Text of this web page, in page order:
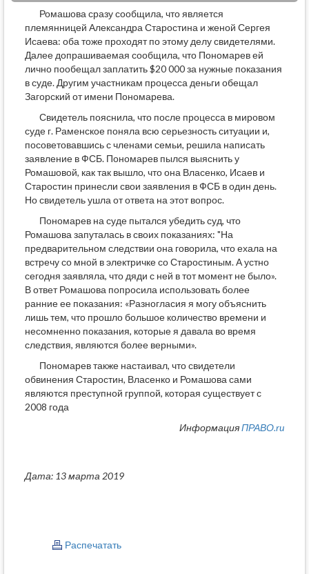
Ромашова сразу сообщила, что является
племянницей Александра Старостина и женой Сергея
Исаева: оба тоже проходят по этому делу свидетелями.
Далее допрашиваемая сообщила, что Пономарев ей
лично пообещал заплатить $20 000 за нужные показания
в суде. Другим участникам процесса деньги обещал
Загорский от имени Пономарева.
Свидетель пояснила, что после процесса в мировом
суде г. Раменское поняла всю серьезность ситуации и,
посоветовавшись с членами семьи, решила написать
заявление в ФСБ. Пономарев пылся выяснить у
Ромашовой, как так вышло, что она Власенко, Исаев и
Старостин принесли свои заявления в ФСБ в один день.
Но свидетель ушла от ответа на этот вопрос.
Пономарев на суде пытался убедить суд, что
Ромашова запуталась в своих показаниях: "На
предварительном следствии она говорила, что ехала на
встречу со мной в электричке со Старостиным. А устно
сегодня заявляла, что дяди с ней в тот момент не было».
В ответ Ромашова попросила использовать более
ранние ее показания: «Разногласия я могу объяснить
лишь тем, что прошло большое количество времени и
несомненно показания, которые я давала во время
следствия, являются более верными».
Пономарев также настаивал, что свидетели
обвинения Старостин, Власенко и Ромашова сами
являются преступной группой, которая существует с
2008 года
ИнформацияПРАВО.ru
Дата: 13 марта 2019
Распечатать